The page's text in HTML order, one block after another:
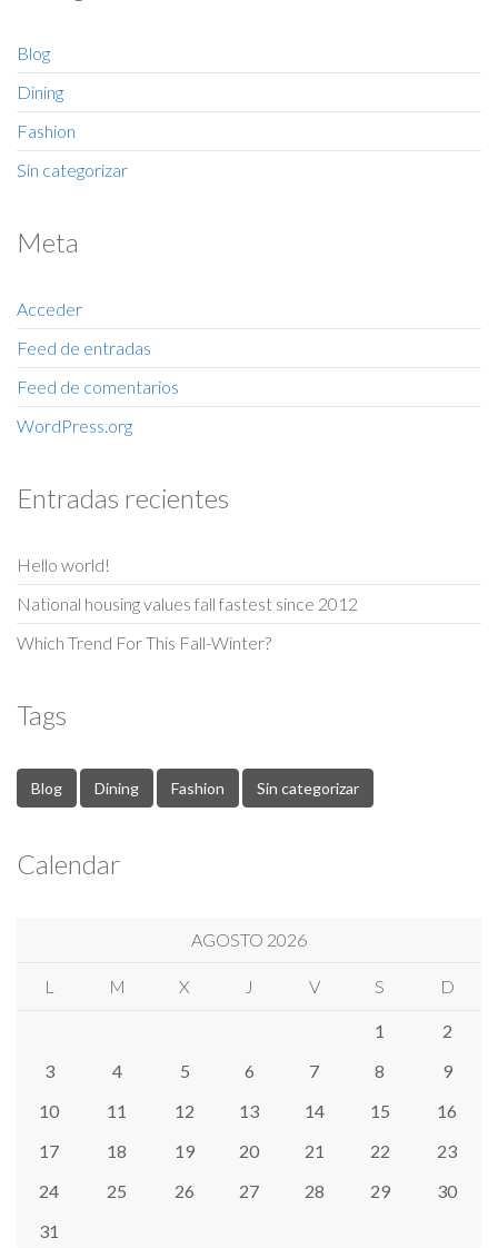
Blog
Dining
Fashion
Sin categorizar
Meta
Acceder
Feed de entradas
Feed de comentarios
WordPress.org
Entradas recientes
Hello world!
National housing values fall fastest since 2012
Which Trend For This Fall-Winter?
Tags
Blog Dining Fashion Sin categorizar
Calendar
AGOSTO 2026
L M X J V S D
1
2
3
4 5 6 7 8
9
10
11 12 13 14 15
16
17
18 19 20 21 22
23
24
25 26 27 28 29
30
31